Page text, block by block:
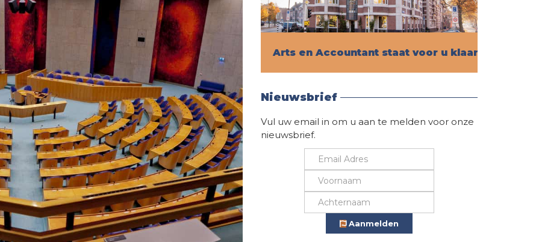
Arts en Accountant staat voor u klaar!
Nieuwsbrief
Vul uw email in om u aan te melden voor onze
nieuwsbrief.
Aanmelden